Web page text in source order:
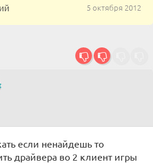
5 октября 2012
если ненайдешь то
драйвера во 2 клиент игры